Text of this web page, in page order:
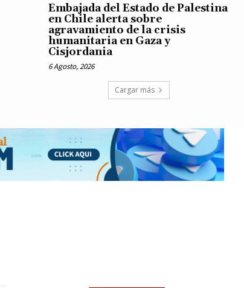
Embajada del Estado de Palestina
en Chile alerta sobre
agravamiento de la crisis
humanitaria en Gaza y
Cisjordania
6 Agosto, 2026
Cargar más